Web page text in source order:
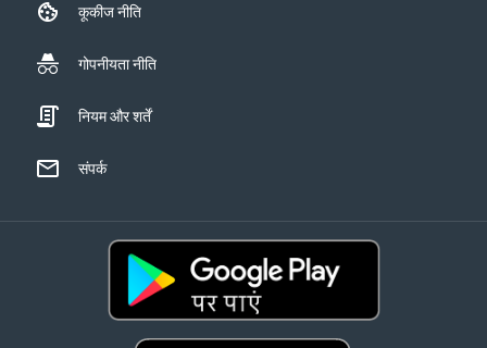
कूकीज नीति
गोपनीयता नीति
नियम और शर्तें
संपर्क